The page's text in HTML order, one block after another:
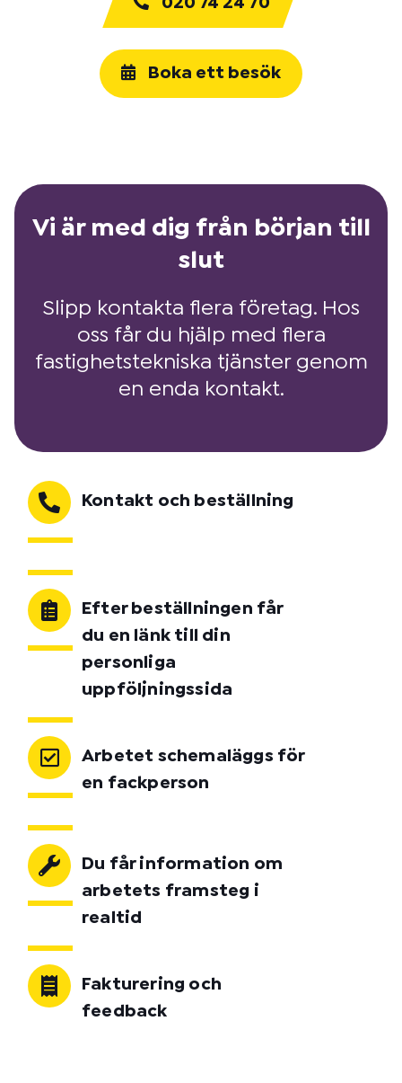
Boka ett besök
Vi är med dig från början till
slut
Slipp kontakta flera företag. Hos
oss får du hjälp med flera
fastighetstekniska tjänster genom
en enda kontakt.
Kontakt och beställning
Efter beställningen får
du en länk till din
personliga
uppföljningssida
Arbetet schemaläggs för
en fackperson
Du får information om
arbetets framsteg i
realtid
Fakturering och
feedback